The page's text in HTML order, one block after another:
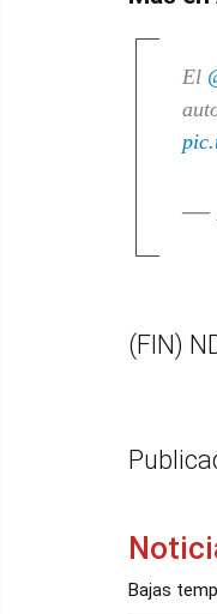
El
—
(FIN)
Bajas